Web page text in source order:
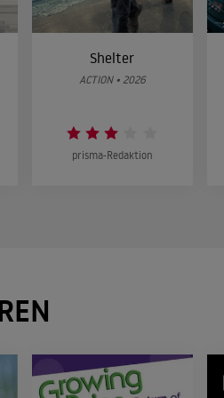
Shelter
ACTION • 2026
prisma-Redaktion